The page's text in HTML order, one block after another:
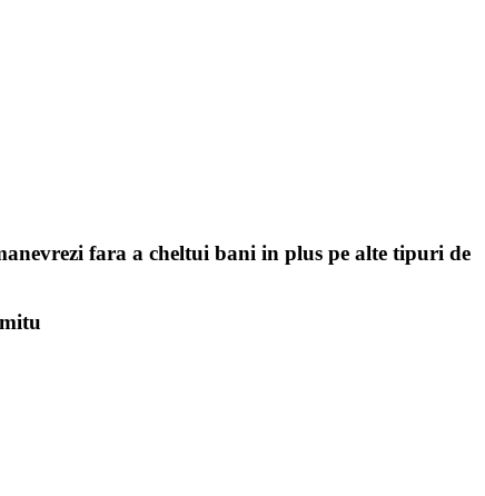
fara a cheltui bani in plus pe alte tipuri de